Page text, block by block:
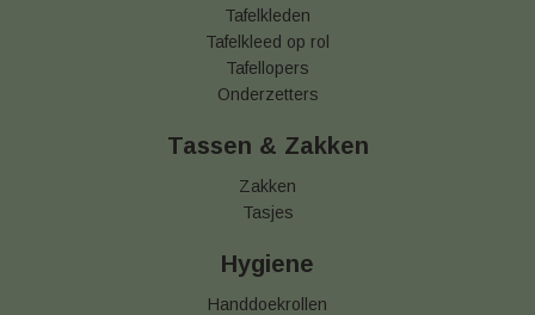
Tafelkleden
Tafelkleed op rol
Tafellopers
Onderzetters
Tassen & Zakken
Zakken
Tasjes
Hygiene
Handdoekrollen